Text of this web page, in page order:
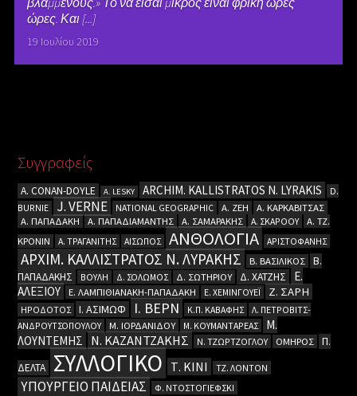
ώρες. Και [...]
19 Ιουλίου 2019
Συγγραφείς
A. CΟΝΑΝ-DOYLE A. LESKY ARCHIM. KALLISTRATOS N. LYRAKIS
D.
BURNIE
J. VERNE NATIONAL GEOGRAPHIC Α. ΖΕΗ
Α. ΚΑΡΚΑΒΙΤΣΑΣ
Α. ΠΑΠΑΔΑΚΗ
Α. ΠΑΠΑΔΙΑΜΑΝΤΗΣ Α. ΣΑΜΑΡΑΚΗΣ Α. ΣΚΑΡΟΟΥ
Α. ΤΖ.
ΚΡΟΝΙΝ
Α. ΤΡΑΓΑΝΙΤΗΣ ΑΙΣΩΠΟΣ ΑΝΘΟΛΟΓΙΑ ΑΡΙΣΤΟΦΑΝΗΣ
ΑΡΧΙΜ. ΚΑΛΛΙΣΤΡΑΤΟΣ Ν. ΛΥΡΑΚΗΣ Β. ΒΑΣΙΛΙΚΟΣ
Β.
ΠΑΠΑΔΑΚΗΣ
ΒΟΥΛΗ Δ. ΣΟΛΩΜΟΣ Δ. ΣΩΤΗΡΙΟΥ Δ. ΧΑΤΖΗΣ
Ε.
ΑΛΕΞΙΟΥ
Ε. ΛΑΜΠΙΘΙΑΝΑΚΗ-ΠΑΠΑΔΑΚΗ Ε. ΧΕΜΙΝΓΟΥΕΪ Ζ. ΣΑΡΗ
ΗΡΟΔΟΤΟΣ Ι. ΑΣΙΜΩΦ Ι. ΒΕΡΝ Κ.Π. ΚΑΒΑΦΗΣ
Λ. ΠΕΤΡΟΒΙΤΣ-
ΑΝΔΡΟΥΤΣΟΠΟΥΛΟΥ
Μ. ΙΟΡΔΑΝΙΔΟΥ Μ. ΚΟΥΜΑΝΤΑΡΕΑΣ
Μ.
ΛΟΥΝΤΕΜΗΣ
Ν. ΚΑΖΑΝΤΖΑΚΗΣ Ν. ΤΖΩΡΤΖΟΓΛΟΥ ΟΜΗΡΟΣ
Π.
ΔΕΛΤΑ
ΣΥΛΛΟΓΙΚΟ Τ. ΚΙΝΙ ΤΖ. ΛΟΝΤΟΝ
ΥΠΟΥΡΓΕΙΟ ΠΑΙΔΕΙΑΣ Φ. ΝΤΟΣΤΟΓΙΕΦΣΚΙ